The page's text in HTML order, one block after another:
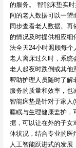
的服务。 智能床垫实
间的老人数据可以一望
同步查看老人数据。再
的情况及时提供相应细
法全天24小时照顾每
老人离床过久时，系统
老人起夜时跌倒或其他
帮助护理人员随时了解
服务的质量和效率，也
智能床垫是针对于家人
睡眠与生理健康监护，
据，可以让在外的子女
体状况，结合专业的医
人工智能跃进式的发